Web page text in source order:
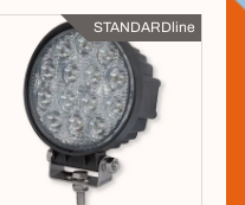
STANDARDline